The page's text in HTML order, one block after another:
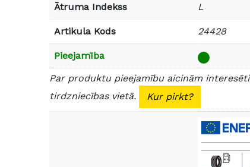
Ātruma Indekss L
Artikula Kods 24428
Pieejamība
Par produktu pieejamību aicinām
tirdzniecības vietā.
Kur pirkt?